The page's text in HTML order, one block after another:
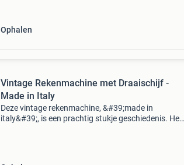
Ophalen
Vintage Rekenmachine met Draaischijf -
Made in Italy
Deze vintage rekenmachine, &#39;made in
italy&#39;, is een prachtig stukje geschiedenis. Het